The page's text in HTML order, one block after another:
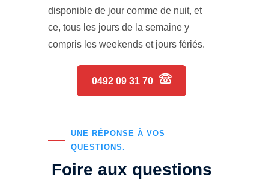
disponible de jour comme de nuit, et
ce, tous les jours de la semaine y
compris les weekends et jours fériés.
0492 09 31 70
UNE RÉPONSE À VOS
QUESTIONS.
Foire aux questions